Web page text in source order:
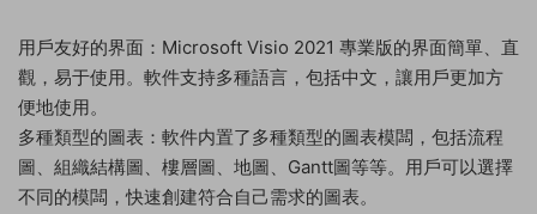
用戶友好的界面：Microsoft Visio 2021 專業版的界面簡單、直
觀，易于使用。軟件支持多種語言，包括中文，讓用戶更加方
便地使用。
多種類型的圖表：軟件内置了多種類型的圖表模闆，包括流程
圖、組織結構圖、樓層圖、地圖、Gantt圖等等。用戶可以選擇
不同的模闆，快速創建符合自己需求的圖表。